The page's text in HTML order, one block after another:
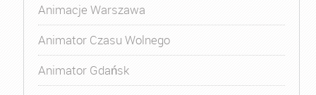
Animacje Warszawa
Animator Czasu Wolnego
Animator Gdańsk